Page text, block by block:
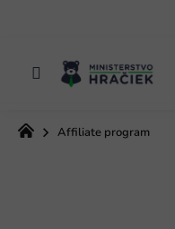
DomovAffiliate program